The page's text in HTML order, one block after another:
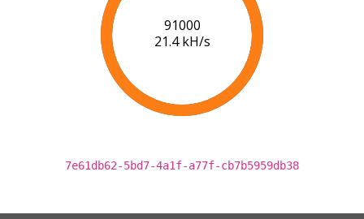
91000
21.4 kH/s
7e61db62-5bd7-4a1f-a77f-cb7b5959db38